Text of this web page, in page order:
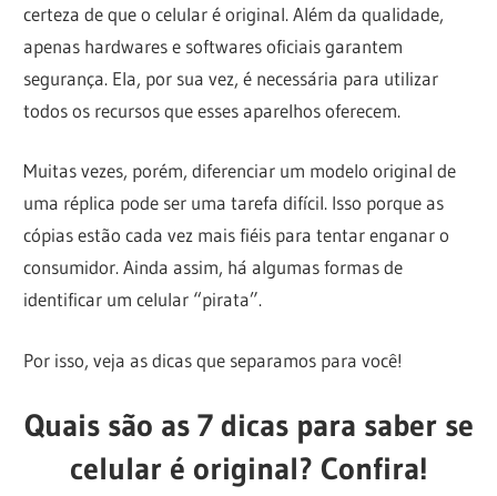
certeza de que o celular é original. Além da qualidade,
apenas hardwares e softwares oficiais garantem
segurança. Ela, por sua vez, é necessária para utilizar
todos os recursos que esses aparelhos oferecem.
Muitas vezes, porém, diferenciar um modelo original de
uma réplica pode ser uma tarefa difícil. Isso porque as
cópias estão cada vez mais fiéis para tentar enganar o
consumidor. Ainda assim, há algumas formas de
identificar um celular “pirata”.
Por isso, veja as dicas que separamos para você!
Quais são as 7 dicas para saber se
celular é original? Confira!